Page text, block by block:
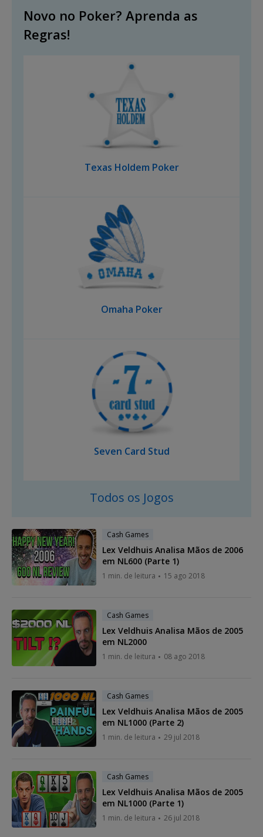
Novo no Poker? Aprenda as
Regras!
Texas Holdem Poker
Omaha Poker
Seven Card Stud
Todos os Jogos
Cash Games
Lex Veldhuis Analisa Mãos de 2006
em NL600 (Parte 1)
1 min. de leitura 15 ago 2018
Cash Games
Lex Veldhuis Analisa Mãos de 2005
em NL2000
1 min. de leitura 08 ago 2018
Cash Games
Lex Veldhuis Analisa Mãos de 2005
em NL1000 (Parte 2)
1 min. de leitura 29 jul 2018
Cash Games
Lex Veldhuis Analisa Mãos de 2005
em NL1000 (Parte 1)
1 min. de leitura 26 jul 2018